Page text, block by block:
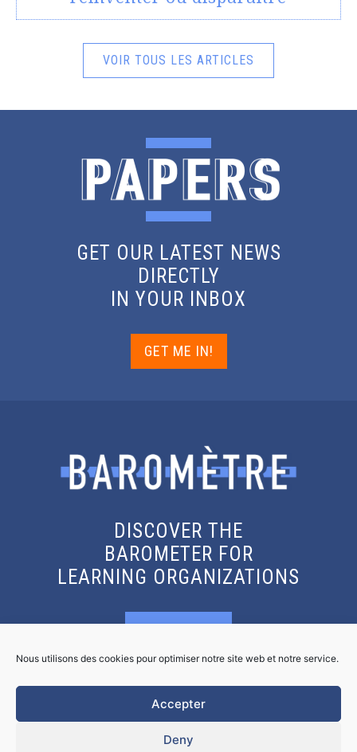
Nous utilisons des cookies pour optimiser notre site web et notre service.
Accepter
Deny
VOIR TOUS LES ARTICLES
GET OUR LATEST NEWS
DIRECTLY
IN YOUR INBOX
GET ME IN!
DISCOVER THE
BAROMETER FOR
LEARNING ORGANIZATIONS
KNOW MORE